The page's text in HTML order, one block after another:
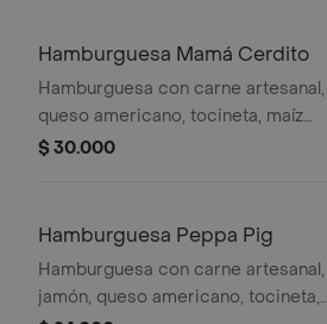
Hamburguesa Mamá Cerdito
Hamburguesa con carne artesanal,
queso americano, tocineta, maíz
tierno, chorizo, huevo de codorniz,
$ 30.000
Hamburguesa Peppa Pig
Hamburguesa con carne artesanal,
jamón, queso americano, tocineta,